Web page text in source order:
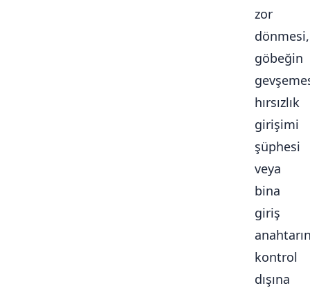
zor
dönmesi,
göbeğin
hırsızlık
girişimi
şüphesi
veya
bina
giriş
kontrol
dışına